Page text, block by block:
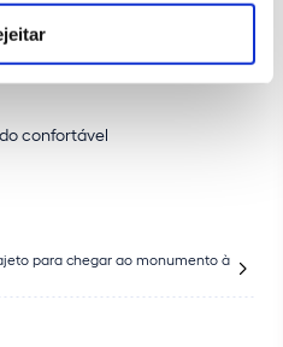
confortável
para chegar ao monumento à